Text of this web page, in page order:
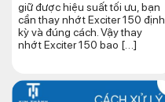
giữ được hiệu suất tối ưu, bạn
cần thay nhớt Exciter 150 định
kỳ và đúng cách. Vậy thay
nhớt Exciter 150 bao […]